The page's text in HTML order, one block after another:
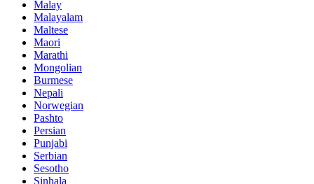
Malay
Malayalam
Maltese
Maori
Marathi
Mongolian
Burmese
Nepali
Norwegian
Pashto
Persian
Punjabi
Serbian
Sesotho
Sinhala